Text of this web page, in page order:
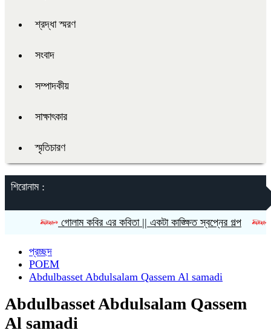
শ্রদ্ধা স্মরণ
সংবাদ
সম্পাদকীয়
সাক্ষাৎকার
স্মৃতিচারণ
শিরোনাম :
গোলাম কবির এর কবিতা || একটা কাঙ্ক্ষিত স্বপ্নের গল্প রীতি
প্রচ্ছদ
POEM
Abdulbasset Abdulsalam Qassem Al samadi
Abdulbasset Abdulsalam Qassem
Al samadi